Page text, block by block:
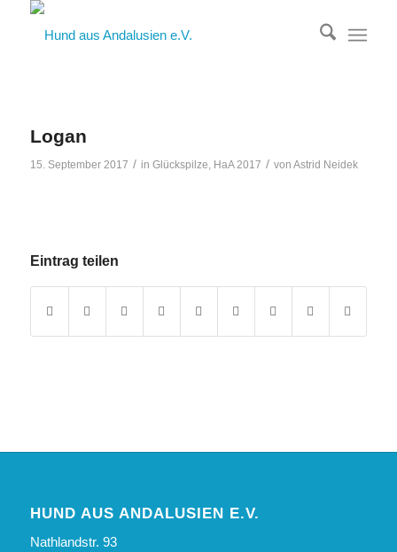
Logan
15. September 2017 / in Glückspilze, HaA 2017 / von Astrid Neidek
Eintrag teilen
HUND AUS ANDALUSIEN E.V.
Nathlandstr. 93